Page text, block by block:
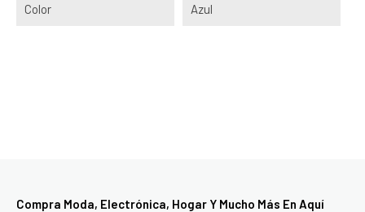
Color Azul
Compra Moda, Electrónica, Hogar Y Mucho Más En Aquí